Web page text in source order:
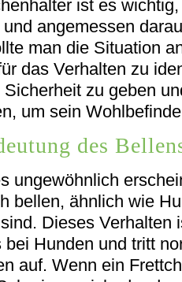
ist es
angemessen
man die Situation
das Verhalten zu
Sicherheit zu geben
um sein
des
ungewöhnlich
bellen, ähnlich wie
Dieses Verhalten
bei Hunden und tritt
auf. Wenn ein